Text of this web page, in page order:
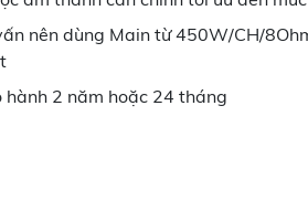
nên dùng Main từ 450W/CH/
hành 2 năm hoặc 24 tháng